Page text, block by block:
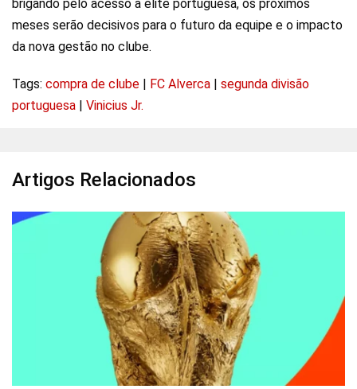
brigando pelo acesso à elite portuguesa, os próximos
meses serão decisivos para o futuro da equipe e o impacto
da nova gestão no clube.
Tags: compra de clube FC Alverca
segunda divisão
portuguesa
Vinicius Jr.
Artigos Relacionados